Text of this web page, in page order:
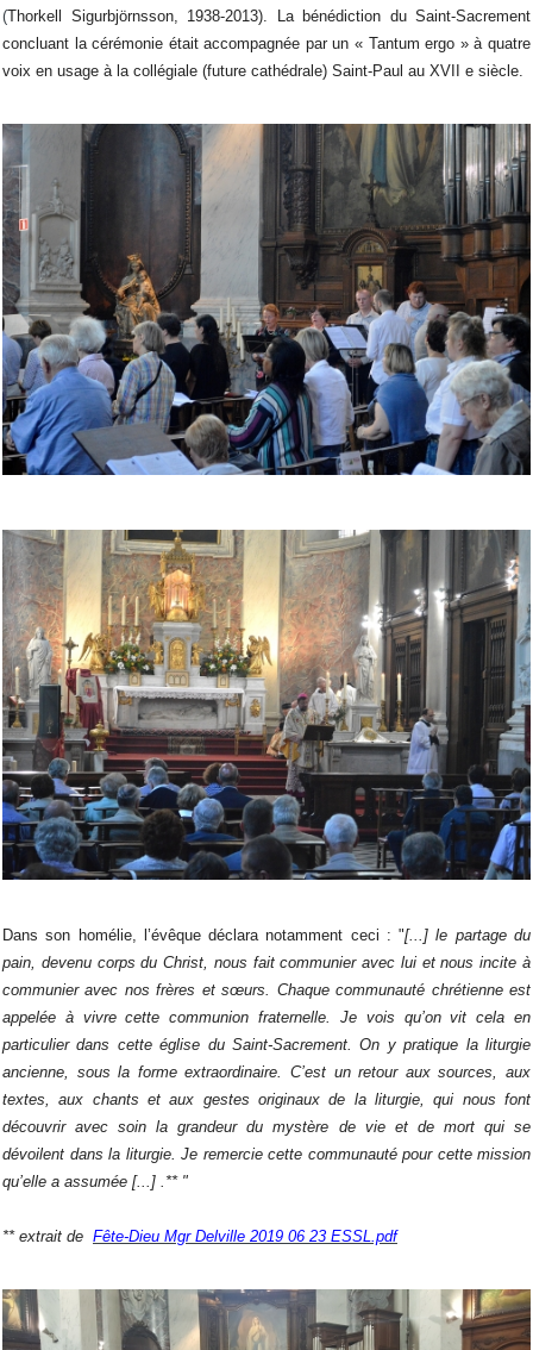
(Thorkell Sigurbjörnsson, 1938-2013). La bénédiction du Saint-Sacrement
concluant la cérémonie était accompagnée par un « Tantum ergo » à quatre
voix en usage à la collégiale (future cathédrale) Saint-Paul au XVII e siècle.
Dans son homélie, l’évêque déclara notamment ceci : "[...] le partage du
pain, devenu corps du Christ, nous fait communier avec lui et nous incite à
communier avec nos frères et sœurs. Chaque communauté chrétienne est
appelée à vivre cette communion fraternelle. Je vois qu’on vit cela en
particulier dans cette église du Saint-Sacrement. On y pratique la liturgie
ancienne, sous la forme extraordinaire. C’est un retour aux sources, aux
textes, aux chants et aux gestes originaux de la liturgie, qui nous font
découvrir avec soin la grandeur du mystère de vie et de mort qui se
dévoilent dans la liturgie. Je remercie cette communauté pour cette mission
qu’elle a assumée [...] .** "
** extrait de Fête-Dieu Mgr Delville 2019 06 23 ESSL.pdf